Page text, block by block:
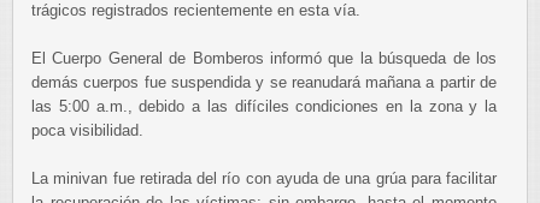
trágicos registrados recientemente en esta vía.
El Cuerpo General de Bomberos informó que la búsqueda de los
demás cuerpos fue suspendida y se reanudará mañana a partir de
las 5:00 a.m., debido a las difíciles condiciones en la zona y la
poca visibilidad.
La minivan fue retirada del río con ayuda de una grúa para facilitar